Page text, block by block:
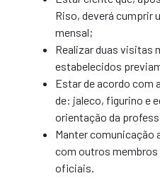
Riso, deverá cumprir
mensal;
Realizar duas visitas
estabelecidos
Estar de acordo com
de: jaleco, figurino e
orientação da
Manter comunicação
com outros
oficiais.